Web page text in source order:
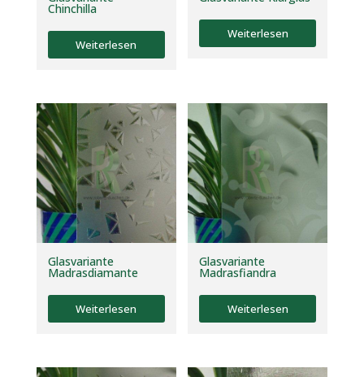
Chinchilla
Weiterlesen
Weiterlesen
Glasvariante
Madrasdiamante
Weiterlesen
Glasvariante
Madrasfiandra
Weiterlesen